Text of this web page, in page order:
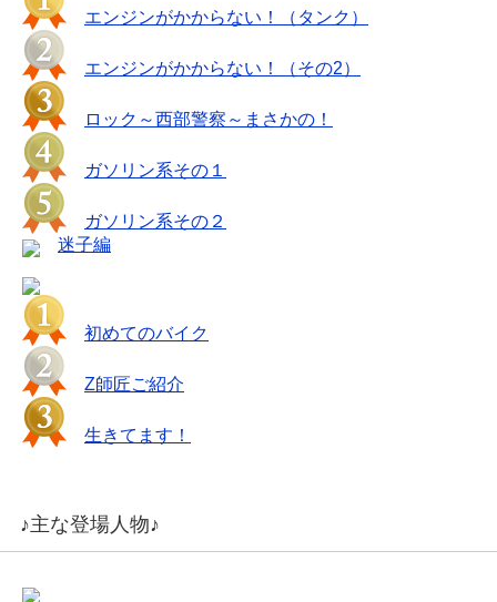
エンジンがかからない！（タンク）
エンジンがかからない！（その2）
ロック～西部警察～まさかの！
ガソリン系その１
ガソリン系その２
迷子編
初めてのバイク
Z師匠ご紹介
生きてます！
♪主な登場人物♪